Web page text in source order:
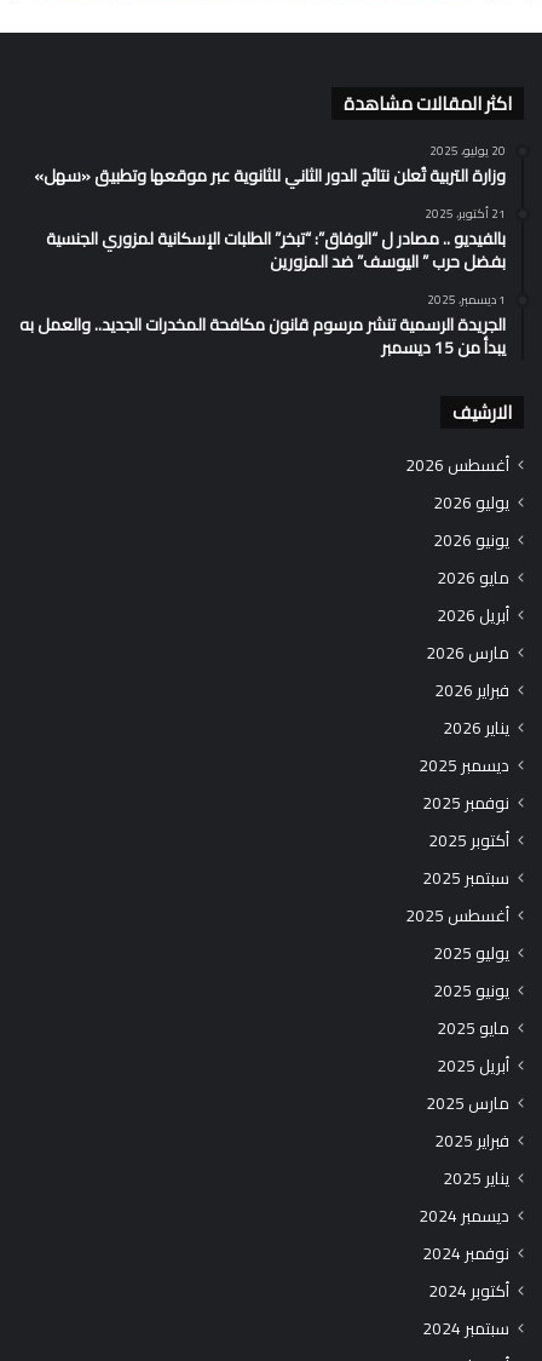
اكثر المقالات مشاهدة
20 يوليو، 2025
وزارة التربية تُعلن نتائج الدور الثاني للثانوية عبر موقعها وتطبيق «سهل»
21 أكتوبر، 2025
بالفيديو .. مصادر ل “الوفاق”: “تبخر” الطلبات الإسكانية لمزوري الجنسية
بفضل حرب ” اليوسف” ضد المزورين
1 ديسمبر، 2025
الجريدة الرسمية تنشر مرسوم قانون مكافحة المخدرات الجديد.. والعمل به
يبدأ من 15 ديسمبر
الارشيف
أغسطس 2026
يوليو 2026
يونيو 2026
مايو 2026
أبريل 2026
مارس 2026
فبراير 2026
يناير 2026
ديسمبر 2025
نوفمبر 2025
أكتوبر 2025
سبتمبر 2025
أغسطس 2025
يوليو 2025
يونيو 2025
مايو 2025
أبريل 2025
مارس 2025
فبراير 2025
يناير 2025
ديسمبر 2024
نوفمبر 2024
أكتوبر 2024
سبتمبر 2024